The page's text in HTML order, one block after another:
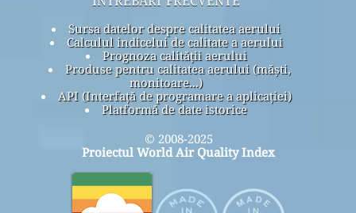
Sursa datelor despre calitatea aerului
Calculul indicelui de calitate a aerului
Prognoza calității aerului
Produse pentru calitatea aerului (măști,
monitoare...)
API (Interfață de programare a aplicației)
Platformă de date istorice
© 2008-2025
Proiectul World Air Quality Index